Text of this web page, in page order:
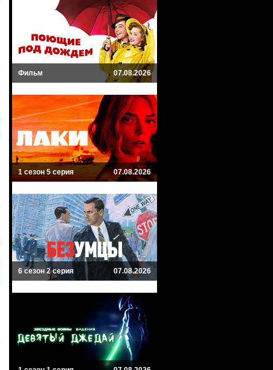
Фильм 07.08.2026
1 сезон 5 серия 07.08.2026
6 сезон 2 серия 07.08.2026